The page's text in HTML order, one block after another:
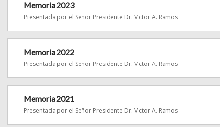
Memoria 2023
Presentada por el Señor Presidente Dr. Victor A. Ramos
Memoria 2022
Presentada por el Señor Presidente Dr. Victor A. Ramos
Memoria 2021
Presentada por el Señor Presidente Dr. Victor A. Ramos